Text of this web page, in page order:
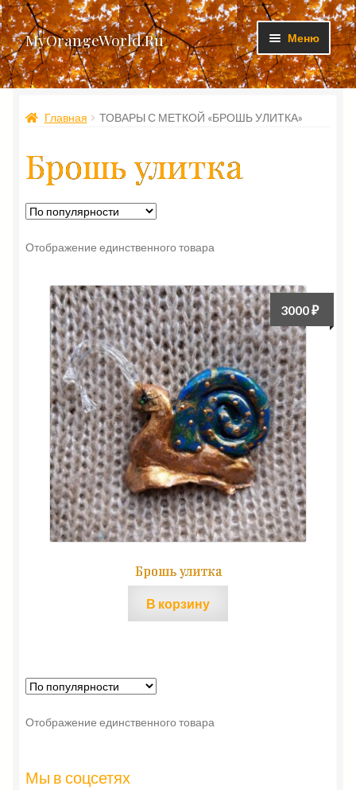
Перейти
к
навигации
Перейти
к
содержимому
MyOrangeWorld.Ru Меню
Изделия
Личный кабинет
Доставка и оплата
Контакты
Главная ТОВАРЫ С МЕТКОЙ «БРОШЬ УЛИТКА»
Брошь улитка
Отображение единственного товара
Брошь улитка
3000₽
В корзину
Отображение единственного товара
Мы в соцсетях